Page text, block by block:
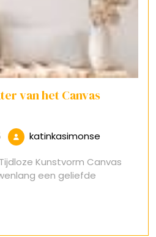
van het Canvas
23
augustus
2025
katinkasimonse
Kunstvorm Canvas
een geliefde